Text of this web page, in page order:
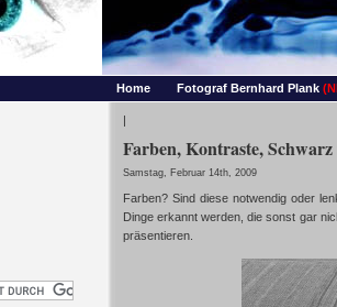
Home Fotograf Bernhard Plank
|
Farben, Kontraste,
Samstag, Februar 14th, 2009
Farben? Sind diese notwendig oder
Dinge erkannt werden, die sonst gar
präsentieren.